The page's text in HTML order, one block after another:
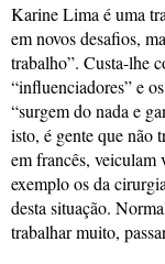
Karine Lima é uma
em novos desafios,
trabalho”. Custa-lhe
“influenciadores” e
“surgem do nada e
isto, é gente que não
em francês, veiculam
exemplo os da
desta situação.
trabalhar muito,